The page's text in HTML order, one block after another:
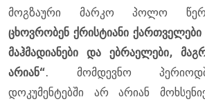
მოგზაური მარკო პოლო
ცხოვრობენ ქრისტიანი ქართველები
მაჰმადიანები და ებრაელები,
არიან“. მომდევნო
დოკუმენტებში არ არიან